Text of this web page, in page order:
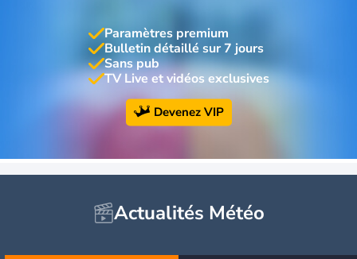
Paramètres premium
Bulletin détaillé sur 7 jours
Sans pub
TV Live et vidéos exclusives
Devenez VIP
Actualités Météo